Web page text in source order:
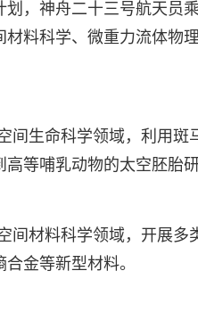
划，神舟二十三号航天员
材料科学、微重力流体物
间生命科学领域，利用斑
高等哺乳动物的太空胚胎
间材料科学领域，开展多
金等新型材料。